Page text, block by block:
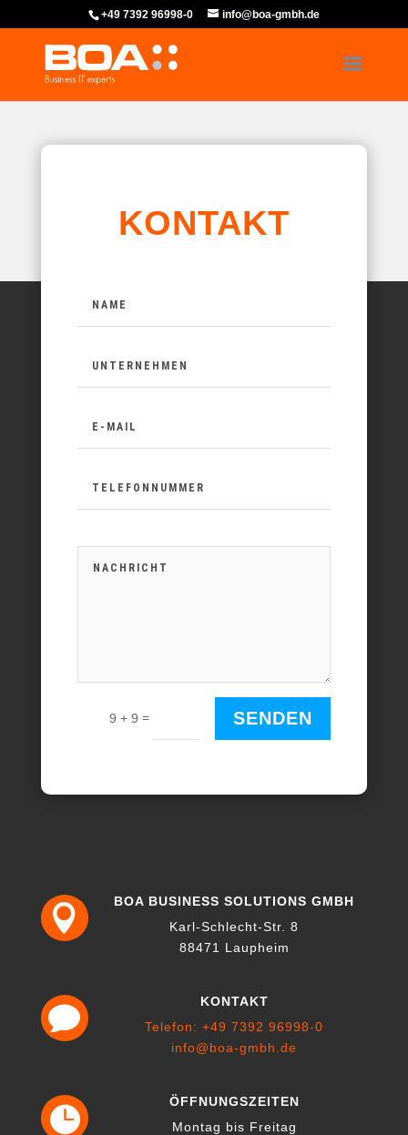
+49 7392 96998-0 info@boa-gmbh.de
KONTAKT
9 + 9 = SENDEN

BOA BUSINESS SOLUTIONS GMBH
Karl-Schlecht-Str. 8
88471 Laupheim

KONTAKT
Telefon: +49 7392 96998-0
info@boa-gmbh.de

ÖFFNUNGSZEITEN
Montag bis Freitag